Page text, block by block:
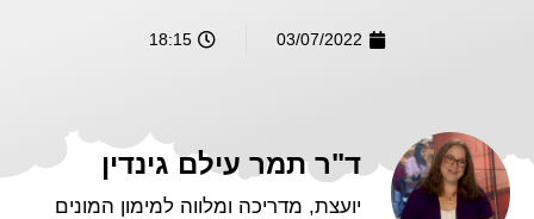
03/07/2022
18:15
ד"ר תמר עילם גינדין
יועצת, מדריכה ומלווה למימון המונים